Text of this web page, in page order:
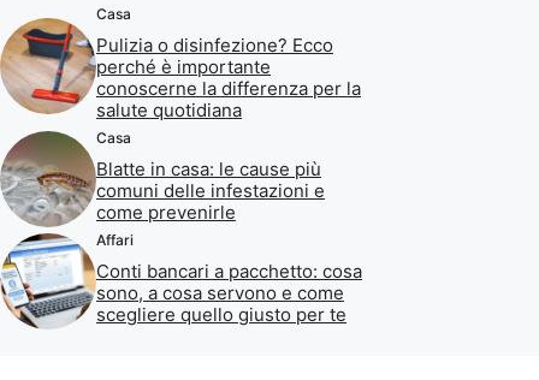
Casa
Pulizia o disinfezione? Ecco
perché è importante
conoscerne la differenza per la
salute quotidiana
Casa
Blatte in casa: le cause più
comuni delle infestazioni e
come prevenirle
Affari
Conti bancari a pacchetto: cosa
sono, a cosa servono e come
scegliere quello giusto per te